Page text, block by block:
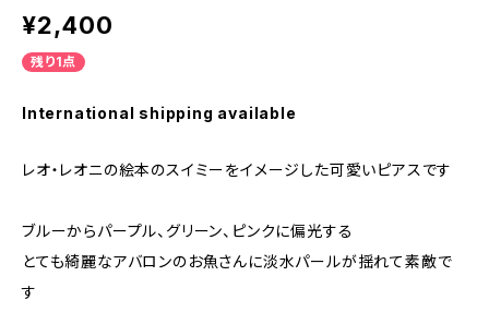
¥2,400
残り1点
International shipping available
レオ・レオニの絵本のスイミーをイメージした可愛いピアスです
ブルーからパープル、グリーン、ピンクに偏光する
とても綺麗なアバロンのお魚さんに淡水パールが揺れて素敵で
す